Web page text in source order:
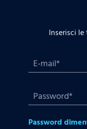
Inserisci le
Password